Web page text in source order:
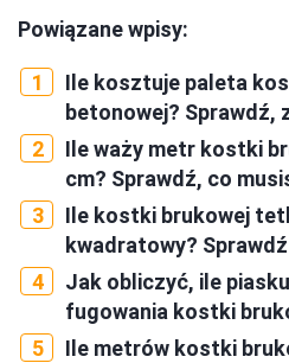
Powiązane wpisy:
Ile kosztuje paleta
betonowej? Sprawdź,
Ile waży metr kostki
cm? Sprawdź, co
Ile kostki brukowej
kwadratowy?
Jak obliczyć, ile
fugowania kostki
Ile metrów kostki